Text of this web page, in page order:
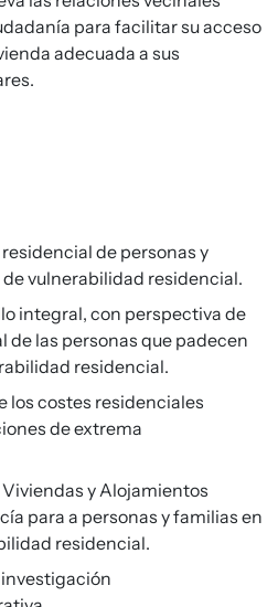
para facilitar su acceso
adecuada a sus
de personas y
vulnerabilidad residencial.
integral, con perspectiva de
de las personas que padecen
residencial.
los costes residenciales
de extrema
y Alojamientos
para a personas y familias en
residencial.